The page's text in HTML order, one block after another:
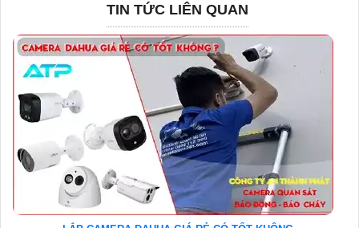
TIN TỨC LIÊN QUAN